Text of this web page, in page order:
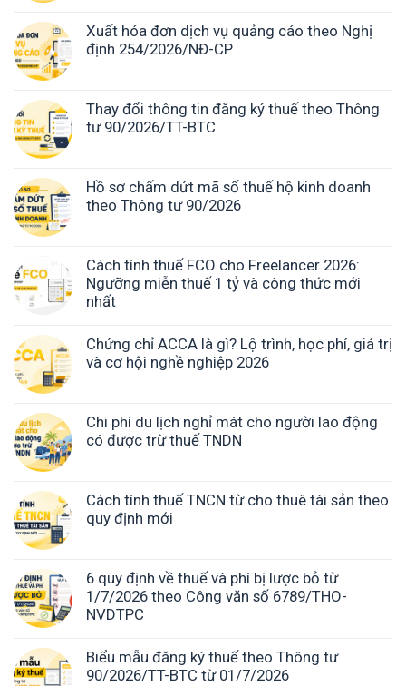
Xuất hóa đơn dịch vụ quảng cáo theo Nghị
định 254/2026/NĐ-CP
Thay đổi thông tin đăng ký thuế theo Thông
tư 90/2026/TT-BTC
Hồ sơ chấm dứt mã số thuế hộ kinh doanh
theo Thông tư 90/2026
Cách tính thuế FCO cho Freelancer 2026:
Ngưỡng miễn thuế 1 tỷ và công thức mới
nhất
Chứng chỉ ACCA là gì? Lộ trình, học phí, giá trị
và cơ hội nghề nghiệp 2026
Chi phí du lịch nghỉ mát cho người lao động
có được trừ thuế TNDN
Cách tính thuế TNCN từ cho thuê tài sản theo
quy định mới
6 quy định về thuế và phí bị lược bỏ từ
1/7/2026 theo Công văn số 6789/THO-
NVDTPC
Biểu mẫu đăng ký thuế theo Thông tư
90/2026/TT-BTC từ 01/7/2026